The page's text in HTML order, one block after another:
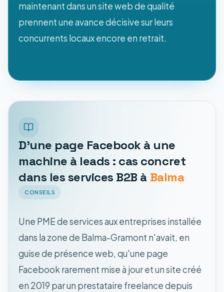
maintenant dans un site web de qualité
prennent une avance décisive sur leurs
concurrents locaux encore en retrait.
D'une page Facebook à une
machine à leads : cas concret
dans les services B2B à Balma
CONSEILS
Une PME de services aux entreprises installée
dans la zone de Balma-Gramont n'avait, en
guise de présence web, qu'une page
Facebook rarement mise à jour et un site créé
en 2019 par un prestataire freelance depuis